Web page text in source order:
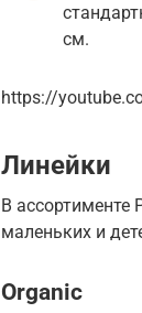
см.
https://
Линейки
В ассортименте
маленьких и
Organic